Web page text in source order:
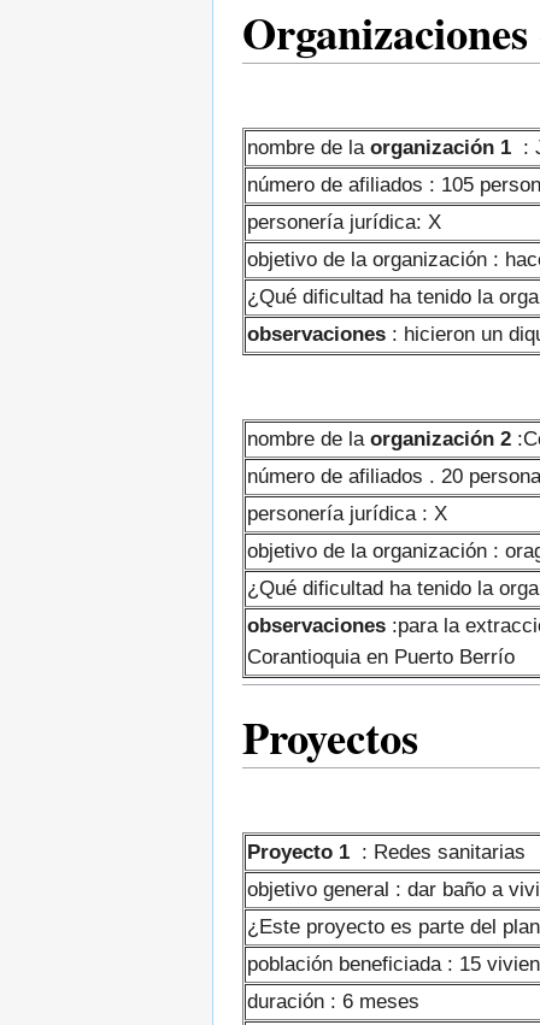
nombre de la organización 1 :
número de afiliados : 105
personería jurídica: X
objetivo de la organización :
¿Qué dificultad ha tenido la
observaciones : hicieron un
nombre de la organización 2
número de afiliados . 20
personería jurídica : X
objetivo de la organización :
¿Qué dificultad ha tenido la
observaciones :para la
Corantioquia en Puerto Berrío
Proyectos
Proyecto 1 : Redes sanitarias
objetivo general : dar baño a
¿Este proyecto es parte del
población beneficiada : 15
duración : 6 meses